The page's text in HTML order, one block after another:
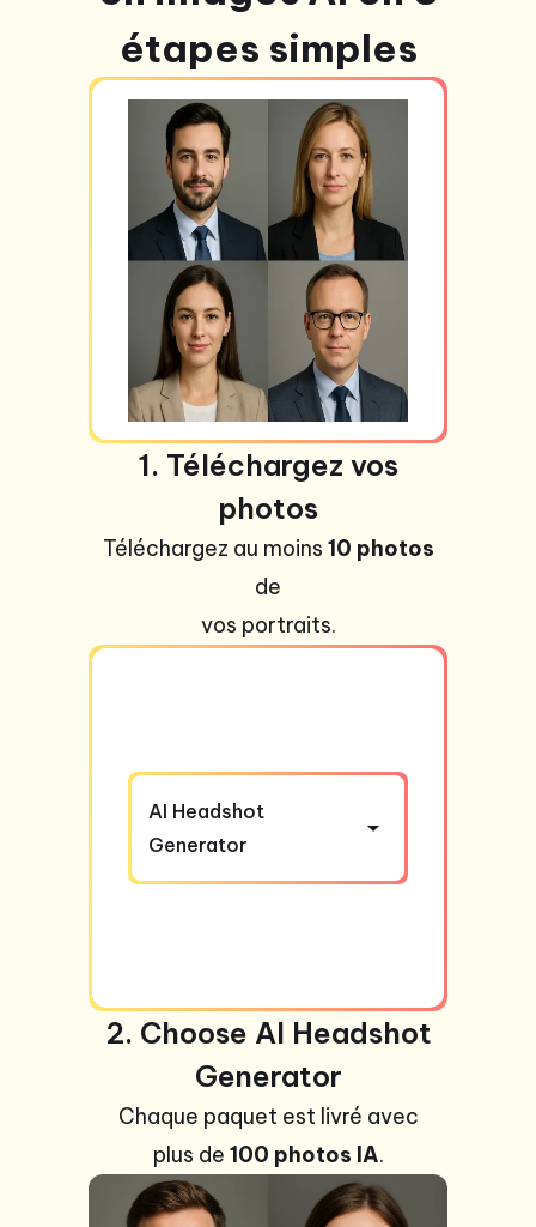
étapes simples
1. Téléchargez vos
photos
Téléchargez au moins 10 photos
de
vos portraits.
AI Headshot
Generator
2. Choose AI Headshot
Generator
Chaque paquet est livré avec
plus de 100 photos IA.
+99
photos